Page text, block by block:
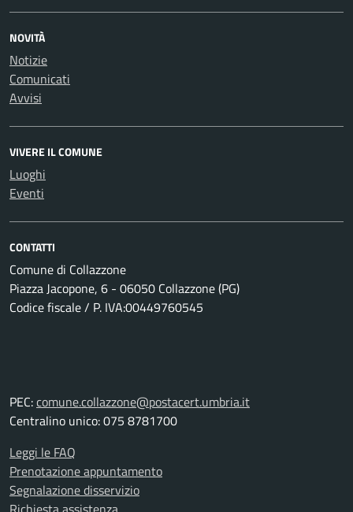
NOVITÀ
Notizie
Comunicati
Avvisi
VIVERE IL COMUNE
Luoghi
Eventi
CONTATTI
Comune di Collazzone
Piazza Jacopone, 6 - 06050 Collazzone (PG)
Codice fiscale / P. IVA:00449760545
PEC:comune.collazzone@postacert.umbria.it
Centralino unico: 075 8781700
Leggi le FAQ
Prenotazione appuntamento
Segnalazione disservizio